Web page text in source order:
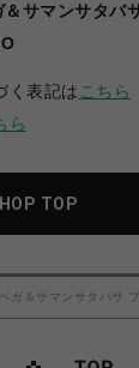
サマンサタバ
く表記は こちら
ら
TOP
ガ＆サマンサタバサ